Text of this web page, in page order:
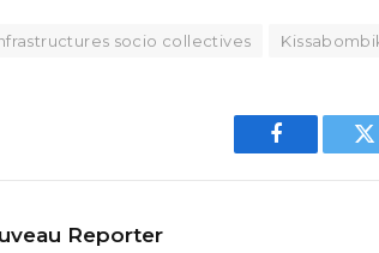
socio collectives
Facebook
Reporter